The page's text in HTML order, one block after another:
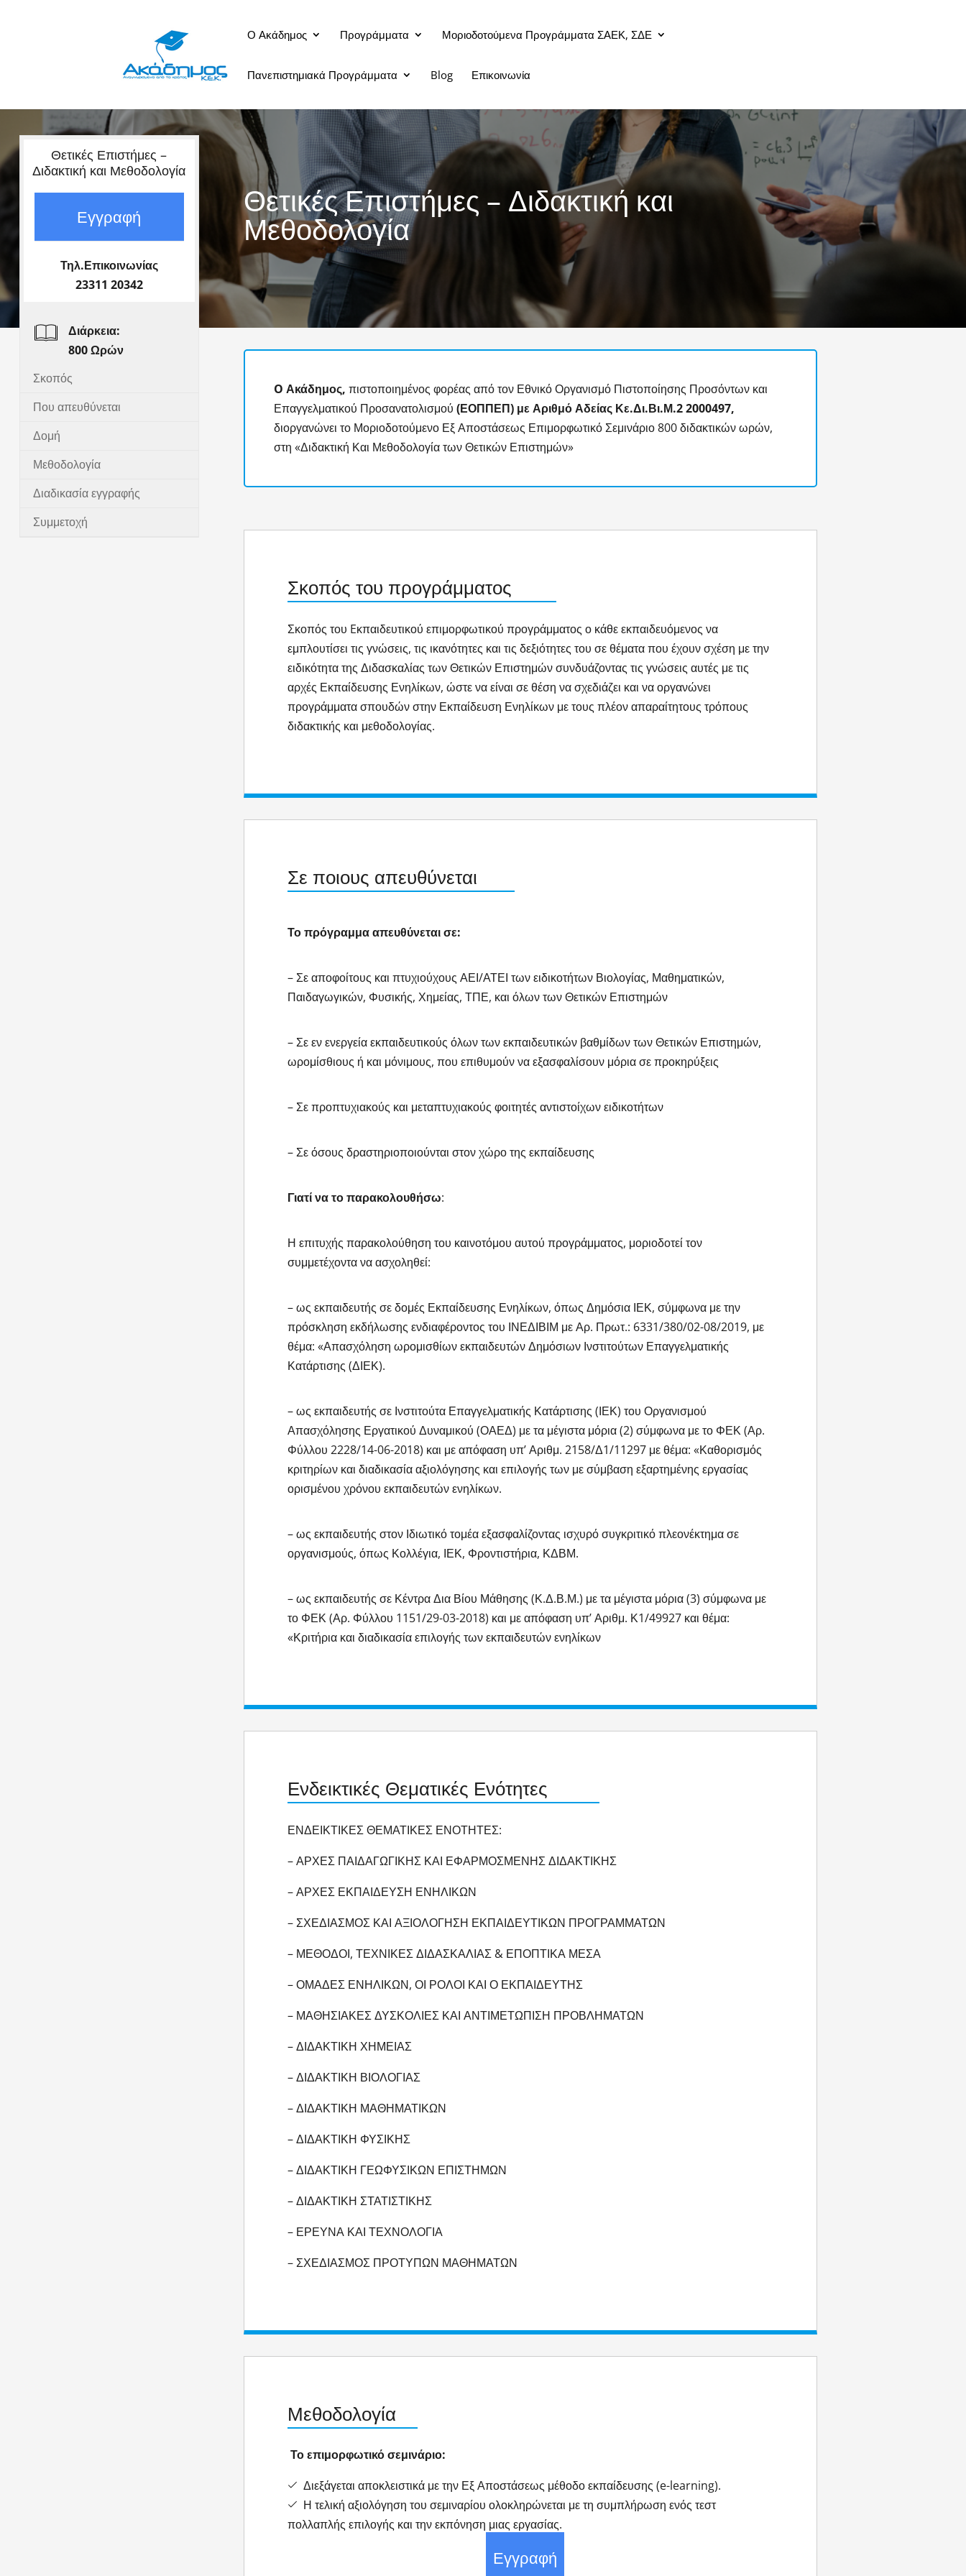
Ο Ακάδημος Προγράμματα Μοριοδοτούμενα Προγράμματα ΣΑΕΚ, ΣΔΕ
Πανεπιστημιακά Προγράμματα Blog Επικοινωνία
Θετικές Επιστήμες – Διδακτική και
Μεθοδολογία
Θετικές Επιστήμες –
Διδακτική και Μεθοδολογία
Εγγραφή
Τηλ.Επικοινωνίας
23311 20342
Διάρκεια:
800 Ωρών
Σκοπός
Που απευθύνεται
Δομή
Μεθοδολογία
Διαδικασία εγγραφής
Συμμετοχή
O Ακάδημος, πιστοποιημένος φορέας από τον Εθνικό Οργανισμό Πιστοποίησης Προσόντων και
Επαγγελματικού Προσανατολισμού (ΕΟΠΠΕΠ) με Αριθμό Αδείας Κε.Δι.Βι.Μ.22000497,
διοργανώνει το Μοριοδοτούμενο Εξ Αποστάσεως Επιμορφωτικό Σεμινάριο 800 διδακτικών ωρών,
στη «Διδακτική Και Μεθοδολογία των Θετικών Επιστημών»
Σκοπός του προγράμματος
​Σκοπός του Eκπαιδευτικού επιμορφωτικού προγράμματος ο κάθε εκπαιδευόμενος να
εμπλουτίσει τις γνώσεις, τις ικανότητες και τις δεξιότητες του σε θέματα που έχουν σχέση με την
ειδικότητα της Διδασκαλίας των Θετικών Επιστημών συνδυάζοντας τις γνώσεις αυτές με τις
αρχές Εκπαίδευσης Ενηλίκων, ώστε να είναι σε θέση να σχεδιάζει και να οργανώνει
προγράμματα σπουδών στην Εκπαίδευση Ενηλίκων με τους πλέον απαραίτητους τρόπους
διδακτικής και μεθοδολογίας.
Σε ποιους απευθύνεται
Το πρόγραμμα απευθύνεται σε:
– Σε αποφοίτους και πτυχιούχους ΑΕΙ/ΑΤΕΙ των ειδικοτήτων Βιολογίας, Μαθηματικών,
Παιδαγωγικών, Φυσικής, Χημείας, ΤΠΕ, και όλων των Θετικών Επιστημών
– Σε εν ενεργεία εκπαιδευτικούς όλων των εκπαιδευτικών βαθμίδων των Θετικών Επιστημών,
ωρομίσθιους ή και μόνιμους, που επιθυμούν να εξασφαλίσουν μόρια σε προκηρύξεις
– Σε προπτυχιακούς και μεταπτυχιακούς φοιτητές αντιστοίχων ειδικοτήτων
– Σε όσους δραστηριοποιούνται στον χώρο της εκπαίδευσης
Γιατί να το παρακολουθήσω:
Η επιτυχής παρακολούθηση του καινοτόμου αυτού προγράμματος, μοριοδοτεί τον
συμμετέχοντα να ασχοληθεί:
– ως εκπαιδευτής σε δομές Εκπαίδευσης Ενηλίκων, όπως Δημόσια ΙΕΚ, σύμφωνα με την
πρόσκληση εκδήλωσης ενδιαφέροντος του ΙΝΕΔΙΒΙΜ με Αρ. Πρωτ.: 6331/380/02-08/2019, με
θέμα: «Απασχόληση ωρομισθίων εκπαιδευτών Δημόσιων Ινστιτούτων Επαγγελματικής
Κατάρτισης (ΔΙΕΚ).
– ως εκπαιδευτής σε Ινστιτούτα Επαγγελματικής Κατάρτισης (ΙΕΚ) του Οργανισμού
Απασχόλησης Εργατικού Δυναμικού (ΟΑΕΔ) με τα μέγιστα μόρια (2) σύμφωνα με το ΦΕΚ (Αρ.
Φύλλου 2228/14-06-2018) και με απόφαση υπ’ Αριθμ. 2158/Δ1/11297 με θέμα: «Καθορισμός
κριτηρίων και διαδικασία αξιολόγησης και επιλογής των με σύμβαση εξαρτημένης εργασίας
ορισμένου χρόνου εκπαιδευτών ενηλίκων.
– ως εκπαιδευτής στον Ιδιωτικό τομέα εξασφαλίζοντας ισχυρό συγκριτικό πλεονέκτημα σε
οργανισμούς, όπως Κολλέγια, ΙΕΚ, Φροντιστήρια, ΚΔΒΜ.
– ως εκπαιδευτής σε Κέντρα Δια Βίου Μάθησης (Κ.Δ.Β.Μ.) με τα μέγιστα μόρια (3) σύμφωνα με
το ΦΕΚ (Αρ. Φύλλου 1151/29-03-2018) και με απόφαση υπ’ Αριθμ. Κ1/49927 και θέμα:
«Κριτήρια και διαδικασία επιλογής των εκπαιδευτών ενηλίκων
Ενδεικτικές Θεματικές Ενότητες
ΕΝΔΕΙΚΤΙΚΕΣ ΘΕΜΑΤΙΚΕΣ ΕΝΟΤΗΤΕΣ:
– ΑΡΧΕΣ ΠΑΙΔΑΓΩΓΙΚΗΣ ΚΑΙ ΕΦΑΡΜΟΣΜΕΝΗΣ ΔΙΔΑΚΤΙΚΗΣ
– ΑΡΧΕΣ ΕΚΠΑΙΔΕΥΣΗ ΕΝΗΛΙΚΩΝ
– ΣΧΕΔΙΑΣΜΟΣ ΚΑΙ ΑΞΙΟΛΟΓΗΣΗ ΕΚΠΑΙΔΕΥΤΙΚΩΝ ΠΡΟΓΡΑΜΜΑΤΩΝ
– ΜΕΘΟΔΟΙ, ΤΕΧΝΙΚΕΣ ΔΙΔΑΣΚΑΛΙΑΣ & ΕΠΟΠΤΙΚΑ ΜΕΣΑ
– ΟΜΑΔΕΣ ΕΝΗΛΙΚΩΝ, ΟΙ ΡΟΛΟΙ ΚΑΙ Ο ΕΚΠΑΙΔΕΥΤΗΣ
– ΜΑΘΗΣΙΑΚΕΣ ΔΥΣΚΟΛΙΕΣ ΚΑΙ ΑΝΤΙΜΕΤΩΠΙΣΗ ΠΡΟΒΛΗΜΑΤΩΝ
– ΔΙΔΑΚΤΙΚΗ ΧΗΜΕΙΑΣ
– ΔΙΔΑΚΤΙΚΗ ΒΙΟΛΟΓΙΑΣ
– ΔΙΔΑΚΤΙΚΗ ΜΑΘΗΜΑΤΙΚΩΝ
– ΔΙΔΑΚΤΙΚΗ ΦΥΣΙΚΗΣ
– ΔΙΔΑΚΤΙΚΗ ΓΕΩΦΥΣΙΚΩΝ ΕΠΙΣΤΗΜΩΝ
– ΔΙΔΑΚΤΙΚΗ ΣΤΑΤΙΣΤΙΚΗΣ
– ΕΡΕΥΝΑ ΚΑΙ ΤΕΧΝΟΛΟΓΙΑ
– ΣΧΕΔΙΑΣΜΟΣ ΠΡΟΤΥΠΩΝ ΜΑΘΗΜΑΤΩΝ
Μεθοδολογία
Το επιμορφωτικό σεμινάριο:
Διεξάγεται αποκλειστικά με την Εξ Αποστάσεως μέθοδο εκπαίδευσης (e-learning).
Η τελική αξιολόγηση του σεμιναρίου ολοκληρώνεται με τη συμπλήρωση ενός τεστ
πολλαπλής επιλογής και την εκπόνηση μιας εργασίας.
Εγγραφή